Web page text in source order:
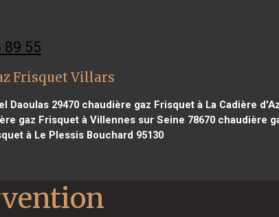
89 55
Frisquet Villars
Daoulas 29470 chaudière gaz Frisquet à La Cadière
gaz Frisquet à Villennes sur Seine 78670chaudière
à Le Plessis Bouchard 95130